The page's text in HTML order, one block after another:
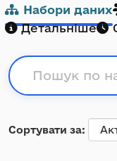
Набори даних
Детальніше
Сортувати за